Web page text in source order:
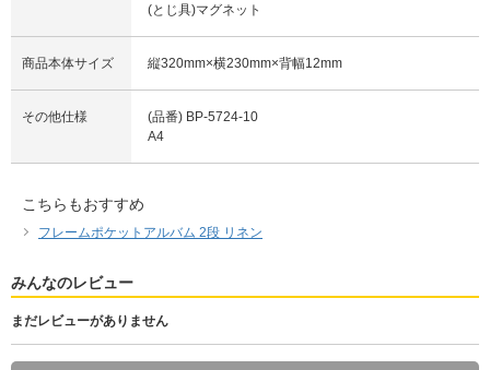
(とじ具)マグネット
商品本体サイズ 縦320mm×横230mm×背幅12mm
その他仕様
(品番) BP-5724-10
A4
こちらもおすすめ
フレームポケットアルバム 2段 リネン
みんなのレビュー
まだレビューがありません